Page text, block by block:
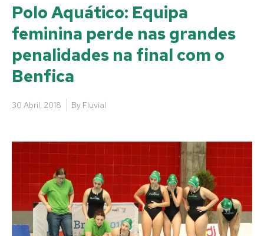
Polo Aquático: Equipa
feminina perde nas grandes
penalidades na final com o
Benfica
30 Abril, 2018 By Fluvial